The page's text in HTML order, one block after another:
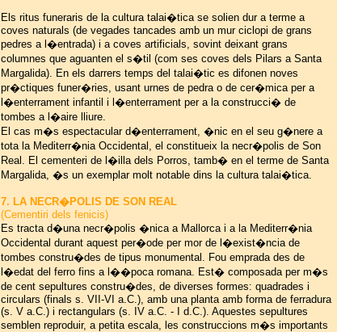
Els ritus funeraris de la cultura talai�tica se solien dur a terme a
coves naturals (de vegades tancades amb un mur ciclopi de grans
pedres a l�entrada) i a coves artificials, sovint deixant grans
columnes que aguanten el s�til (com ses coves dels Pilars a Santa
Margalida). En els darrers temps del talai�tic es difonen noves
pr�ctiques funer�ries, usant urnes de pedra o de cer�mica per a
l�enterrament infantil i l�enterrament per a la construcci� de
tombes a l�aire lliure.
El cas m�s espectacular d�enterrament, �nic en el seu g�nere a
tota la Mediterr�nia Occidental, el constitueix la necr�polis de Son
Real. El cementeri de l�illa dels Porros, tamb� en el terme de Santa
Margalida, �s un exemplar molt notable dins la cultura talai�tica.
7. LA NECR�POLIS DE SON REAL
(Cementiri dels fenicis)
Es tracta d�una necr�polis �nica a Mallorca i a la Mediterr�nia
Occidental durant aquest per�ode per mor de l�exist�ncia de
tombes constru�des de tipus monumental. Fou emprada des de
l�edat del ferro fins a l��poca romana. Est� composada per m�s
de cent sepultures constru�des, de diverses formes: quadrades i
circulars (finals s. VII-VI a.C.), amb una planta amb forma de ferradura
(s. V a.C.) i rectangulars (s. IV a.C. - I d.C.). Aquestes sepultures
semblen reproduir, a petita escala, les construccions m�s importants